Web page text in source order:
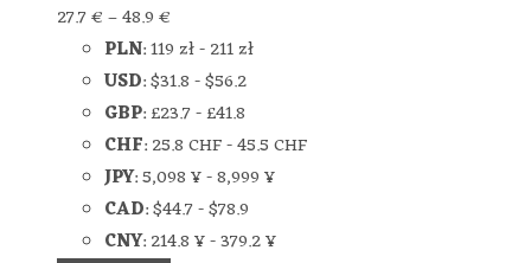
27.7€–48.9€
PLN:119 zł-211 zł
USD:$31.8-$56.2
GBP:£23.7-£41.8
CHF:25.8 CHF-45.5 CHF
JPY:5,098 ¥-8,999 ¥
CAD:$44.7-$78.9
CNY:214.8 ¥-379.2 ¥